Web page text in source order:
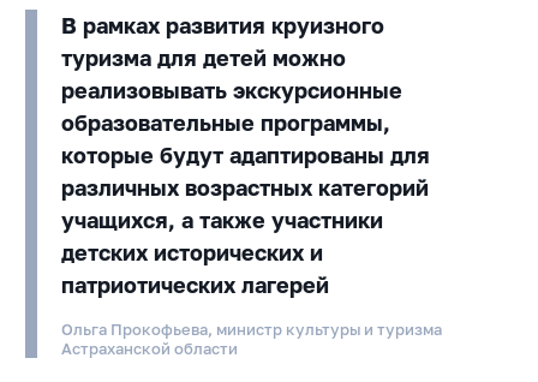
В рамках развития круизного
туризма для детей можно
реализовывать экскурсионные
образовательные программы,
которые будут адаптированы для
различных возрастных категорий
учащихся, а также участники
детских исторических и
патриотических лагерей
Ольга Прокофьева, министр культуры и туризма
Астраханской области